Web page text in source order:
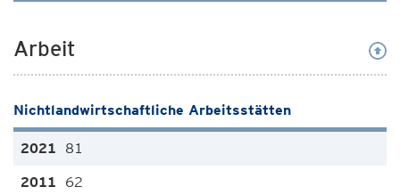
Arbeit
Nichtlandwirtschaftliche Arbeitsstätten
81
62